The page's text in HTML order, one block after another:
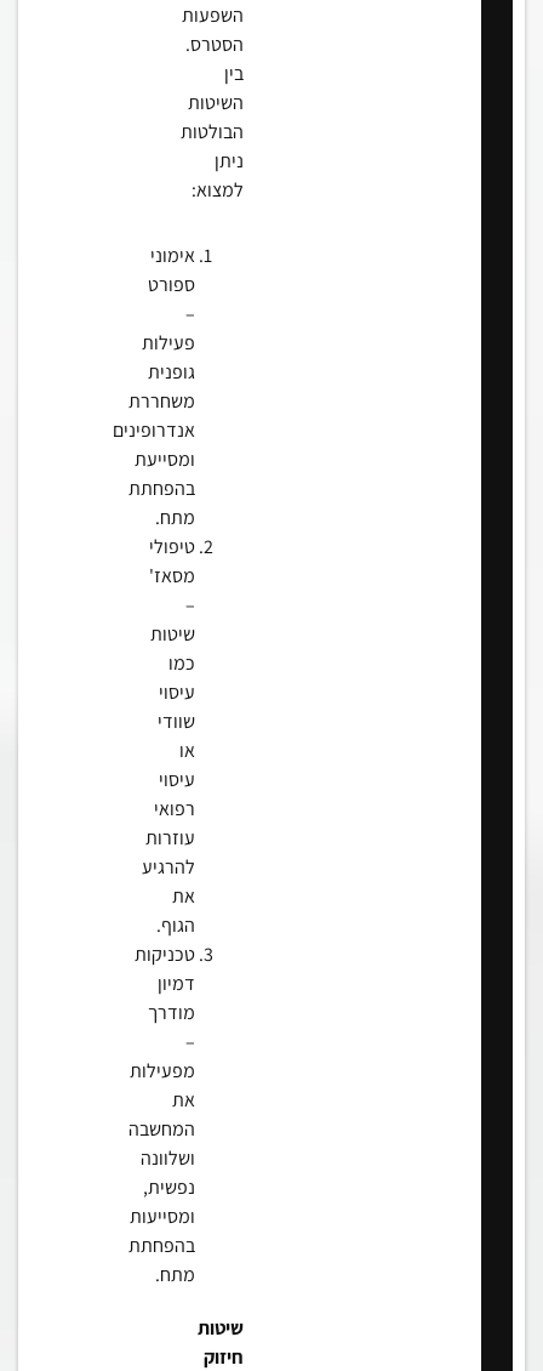
השפעות
הסטרס.
בין
השיטות
הבולטות
ניתן
למצוא:
אימוני
ספורט
–
פעילות
גופנית
משחררת
אנדרופינים
ומסייעת
בהפחתת
מתח.
טיפולי
מסאז'
–
שיטות
כמו
עיסוי
שוודי
או
עיסוי
רפואי
עוזרות
להרגיע
את
הגוף.
טכניקות
דמיון
מודרך
–
מפעילות
את
המחשבה
ושלוונה
נפשית,
ומסייעות
בהפחתת
מתח.
שיטות
חיזוק